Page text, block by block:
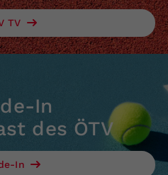
TV
In
des ÖTV
In